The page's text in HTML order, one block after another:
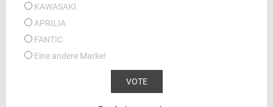
KAWASAKI
APRILIA
FANTIC
Eine andere Marke!